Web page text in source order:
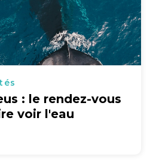
: le rendez-vous
voir l'eau